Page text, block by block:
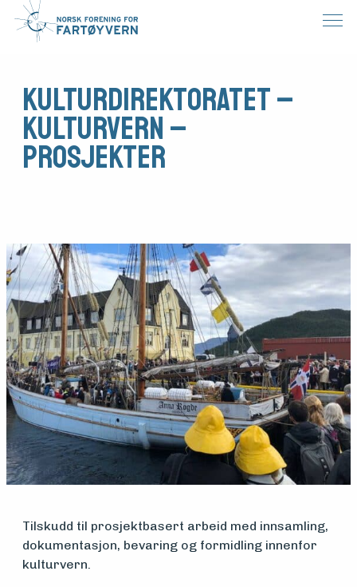
Medlemsfartøy
Søk
om
Vern,
Kulturdirektoratet –
Kulturvern –
prosjekter
Tilskudd til prosjektbasert arbeid med innsamling,
dokumentasjon, bevaring og formidling innenfor
kulturvern.